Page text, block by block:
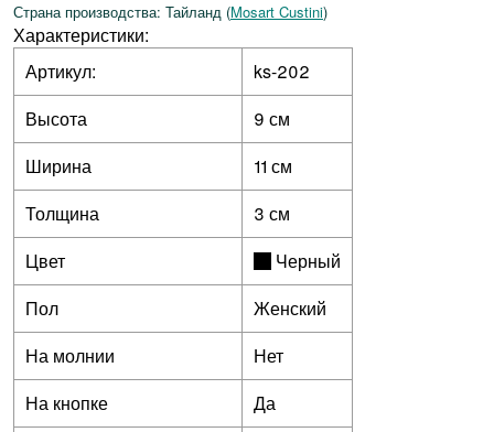
Страна производства: Тайланд (Mosart Custini)
Характеристики:
Артикул:
ks-202
Высота
9 см
Ширина
11 см
Толщина
3 см
Цвет
Черный
Пол
Женский
На молнии
Нет
На кнопке
Да